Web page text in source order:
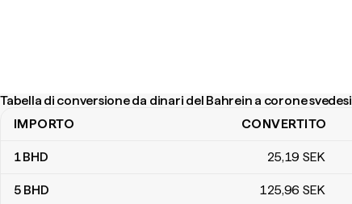
Tabella di conversione da dinari del Bahrein a corone svedesi
Tabella di conversione da dinari del Bahrein a corone svedesi
IMPORTO CONVERTITO
1BHD 25,19 SEK
5 BHD 125,96 SEK